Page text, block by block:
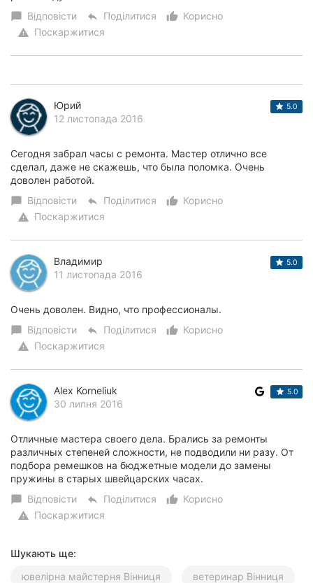
chat_bubble Відповісти reply Поділитися thumb_up_alt
Корисно
warning Поскаржитися
Юрий
12 листопада 2016
5.0
Сегодня забрал часы с ремонта. Мастер отлично все
сделал, даже не скажешь, что была поломка. Очень
доволен работой.
chat_bubble Відповісти reply Поділитися thumb_up_alt
Корисно
warning Поскаржитися
Владимир
11 листопада 2016
5.0
Очень доволен. Видно, что профессионалы.
chat_bubble Відповісти reply Поділитися thumb_up_alt
Корисно
warning Поскаржитися
Alex Korneliuk
30 липня 2016
5.0
Отличные мастера своего дела. Брались за ремонты
различных степеней сложности, не подводили ни разу. От
подбора ремешков на бюджетные модели до замены
пружины в старых швейцарских часах.
chat_bubble Відповісти reply Поділитися thumb_up_alt
Корисно
warning Поскаржитися
Шукають ще:
ювелірна майстерня Вінниця
ветеринар Вінниця